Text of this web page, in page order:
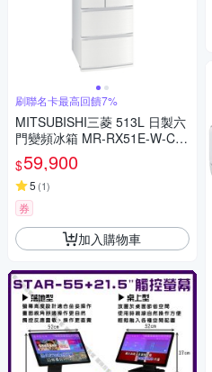
刷聯名卡最高回饋7%
MITSUBISHI三菱 513L 日製六
門變頻冰箱 MR-RX51E-W-C2
絹絲白
$59,900
5 (1)
券
加入購物車